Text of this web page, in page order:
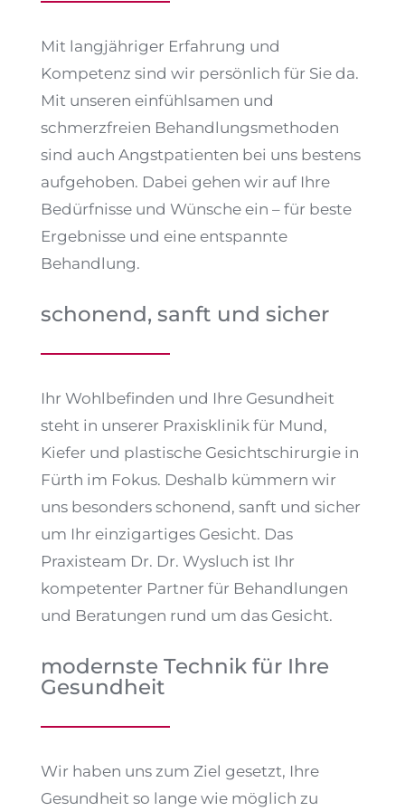
Mit langjähriger Erfahrung und
Kompetenz sind wir persönlich für Sie da.
Mit unseren einfühlsamen und
schmerzfreien Behandlungsmethoden
sind auch Angstpatienten bei uns bestens
aufgehoben. Dabei gehen wir auf Ihre
Bedürfnisse und Wünsche ein – für beste
Ergebnisse und eine entspannte
Behandlung.
schonend, sanft und sicher
Ihr Wohlbefinden und Ihre Gesundheit
steht in unserer Praxisklinik für Mund,
Kiefer und plastische Gesichtschirurgie in
Fürth im Fokus. Deshalb kümmern wir
uns besonders schonend, sanft und sicher
um Ihr einzigartiges Gesicht. Das
Praxisteam Dr. Dr. Wysluch ist Ihr
kompetenter Partner für Behandlungen
und Beratungen rund um das Gesicht.
modernste Technik für Ihre
Gesundheit
Wir haben uns zum Ziel gesetzt, Ihre
Gesundheit so lange wie möglich zu